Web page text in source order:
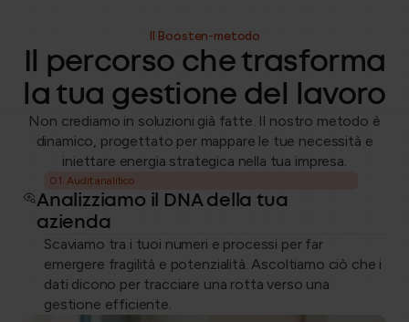
HR Administration
Alice D’Ottavio
HR Administration
Gianluca Pozzi
HR Administration
Marianna Di Febo
HR Administration
Il Boosten-metodo
Il percorso che trasforma
la tua gestione del lavoro
Non crediamo in soluzioni già fatte. Il nostro metodo è
dinamico, progettato per mappare le tue necessità e
iniettare energia strategica nella tua impresa.
01. Audit analitico
Analizziamo il DNA della tua
azienda
Scaviamo tra i tuoi numeri e processi per far
emergere fragilità e potenzialità. Ascoltiamo ciò che i
dati dicono per tracciare una rotta verso una
gestione efficiente.